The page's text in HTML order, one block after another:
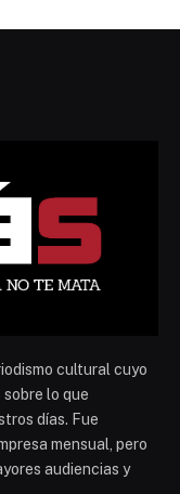
cultural cuyo
lo que
días. Fue
mensual, pero
audiencias y